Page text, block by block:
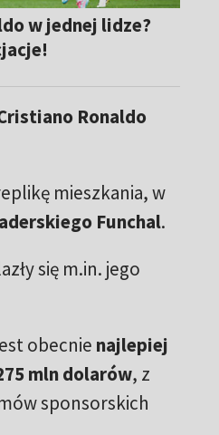
w jednej lidze?
Ronaldo
mieszkania, w
Funchal.
się m.in. jego
obecnie najlepiej
mln dolarów, z
sponsorskich